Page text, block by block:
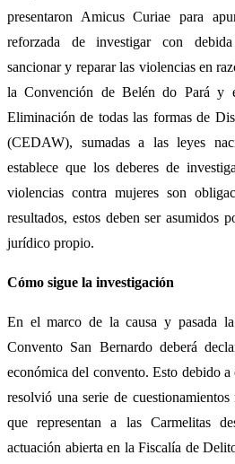
presentaron Amicus Curiae para
reforzada de investigar con
sancionar y reparar las violencias en
la Convención de Belén do Pará y
Eliminación de todas las formas de
(CEDAW), sumadas a las leyes
establece que los deberes de
violencias contra mujeres son
resultados, estos deben ser asumidos
jurídico propio.
Cómo sigue la investigación
En el marco de la causa y pasada
Convento San Bernardo deberá
económica del convento. Esto debido
resolvió una serie de
que representan a las Carmelitas
actuación abierta en la Fiscalía de